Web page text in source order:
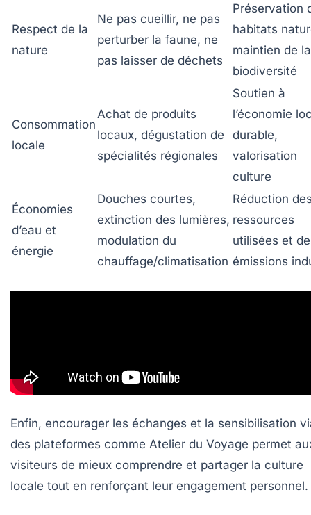
Respect de la
nature
Ne pas cueillir, ne pas
perturber la faune, ne
pas laisser de déchets
Préservation
habitats
maintien de la
biodiversité
Consommation
locale
Achat de produits
locaux, dégustation de
spécialités régionales
Soutien à
l’économie
durable,
valorisation
culture
Économies
d’eau et
énergie
Douches courtes,
extinction des lumières,
modulation du
chauffage/climatisation
Réduction
ressources
utilisées et
émissions
Enfin, encourager les échanges et la sensibilisation
des plateformes comme Atelier du Voyage permet
visiteurs de mieux comprendre et partager la culture
locale tout en renforçant leur engagement personnel.